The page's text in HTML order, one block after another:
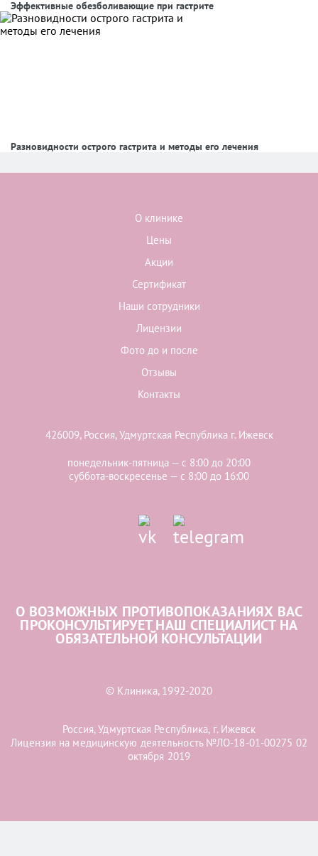
Эффективные обезболивающие при гастрите
Разновидности острого гастрита и методы его лечения
О клинике
Цены
Акции
Сертификат
Наши сотрудники
Лицензии
Фото до и после
Отзывы
Контакты
426009, Россия, Удмуртская Республика г. Ижевск
понедельник-пятница — с 8:00 до 20:00
суббота-воскресенье — с 8:00 до 16:00
О ВОЗМОЖНЫХ ПРОТИВОПОКАЗАНИЯХ ВАС
ПРОКОНСУЛЬТИРУЕТ НАШ СПЕЦИАЛИСТ НА
ОБЯЗАТЕЛЬНОЙ КОНСУЛЬТАЦИИ
© Клиника, 1992-2020
Россия, Удмуртская Республика, г. Ижевск
Лицензия на медицинскую деятельность №ЛО-18-01-00275 02
октября 2019